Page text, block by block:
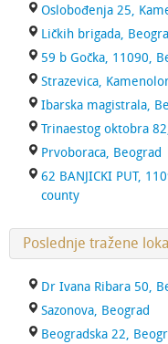
Oslobođenja 25,
Ličkih brigada,
59 b Gočka, 11090,
Strazevica,
Ibarska magistrala,
Trinaestog oktobra
Prvoboraca, Beograd
62 BANJICKI PUT,
county
Poslednje tražene
Dr Ivana Ribara 50,
Sazonova, Beograd
Beogradska 22,